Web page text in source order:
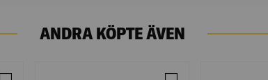
ANDRA KÖPTE ÄVEN